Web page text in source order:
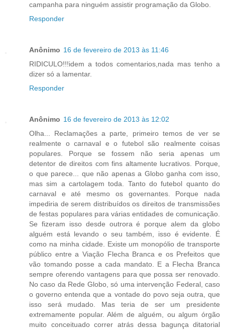
campanha para ninguém assistir programação da Globo.
Responder
Anônimo 16 de fevereiro de 2013 às 11:46
RIDICULO!!!idem a todos comentarios,nada mas tenho a
dizer só a lamentar.
Responder
Anônimo 16 de fevereiro de 2013 às 12:02
Olha... Reclamações a parte, primeiro temos de ver se
realmente o carnaval e o futebol são realmente coisas
populares. Porque se fossem não seria apenas um
detentor de direitos com fins altamente lucrativos. Porque,
o que parece... que não apenas a Globo ganha com isso,
mas sim a cartolagem toda. Tanto do futebol quanto do
carnaval e até mesmo os governantes. Porque nada
impediria de serem distribuídos os direitos de transmissões
de festas populares para várias entidades de comunicação.
Se fizeram isso desde outrora é porque alem da globo
alguém está levando o seu também, isso é evidente. É
como na minha cidade. Existe um monopólio de transporte
público entre a Viação Flecha Branca e os Prefeitos que
vão tomando posse a cada mandato. E a Flecha Branca
sempre oferendo vantagens para que possa ser renovado.
No caso da Rede Globo, só uma intervenção Federal, caso
o governo entenda que a vontade do povo seja outra, que
isso será mudado. Mas teria de ser um presidente
extremamente popular. Além de alguém, ou algum órgão
muito conceituado correr atrás dessa bagunça ditatorial